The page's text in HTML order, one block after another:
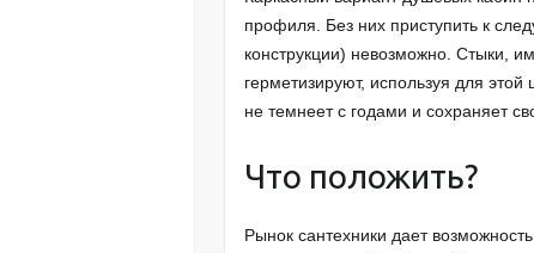
профиля. Без них приступить к
конструкции) невозможно. Стыки,
герметизируют, используя для
не темнеет с годами и сохраняет
Что положить?
Рынок сантехники дает